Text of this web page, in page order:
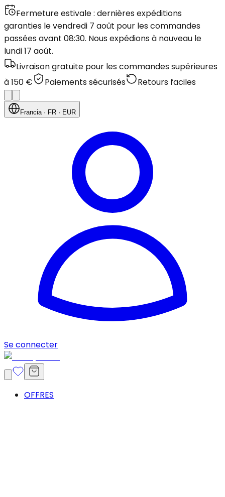
Fermeture estivale : dernières expéditions
garanties le vendredi 7 août pour les commandes
passées avant 08:30. Nous expédions à nouveau le
lundi 17 août.
Livraison gratuite pour les commandes supérieures
à 150 €
Paiements sécurisés Retours faciles
Francia· FR · EUR
Se connecter
OFFRES